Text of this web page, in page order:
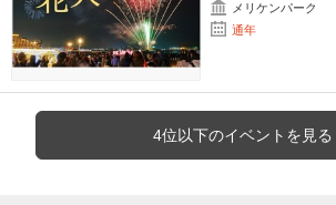
メリケンパーク
通年
4位以下のイベントを見る